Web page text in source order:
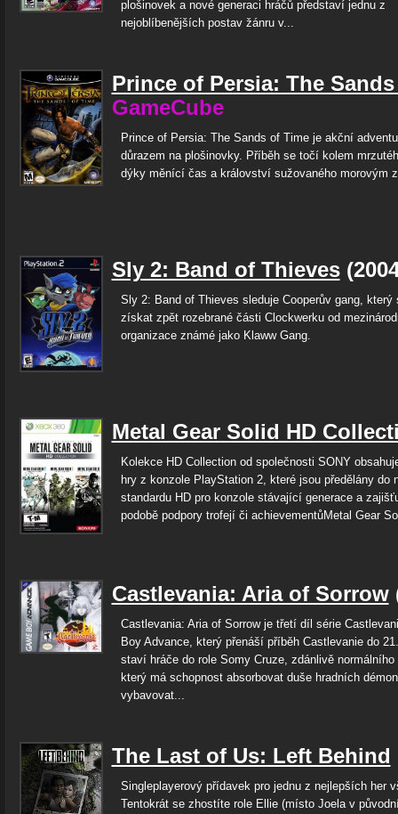
plošinovek a nové generaci hráčů představí jednu z
nejoblíbenějších postav žánru v...
Prince of Persia: The
GameCube
Prince of Persia: The Sands of Time je akční
důrazem na plošinovky. Příběh se točí kolem
dýky měnící čas a království sužovaného morovým
Sly 2: Band of Thieves
Sly 2: Band of Thieves sleduje Cooperův gang, který
získat zpět rozebrané části Clockwerku od
organizace známé jako Klaww Gang.
Metal Gear Solid HD
Kolekce HD Collection od společnosti SONY
hry z konzole PlayStation 2, které jsou předělány do
standardu HD pro konzole stávající generace a
podobě podpory trofejí či achievementůMetal Gear
Castlevania: Aria of Sorrow
Castlevania: Aria of Sorrow je třetí díl série
Boy Advance, který přenáší příběh Castlevanie do
staví hráče do role Somy Cruze, zdánlivě
který má schopnost absorbovat duše hradních
vybavovat...
The Last of Us: Left Behind
Singleplayerový přídavek pro jednu z nejlepších her
Tentokrát se zhostíte role Ellie (místo Joela v